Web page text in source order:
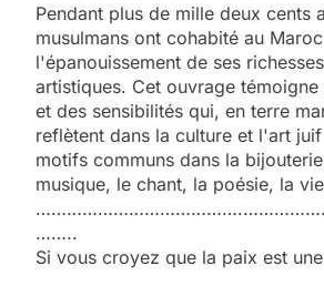
Pendant plus de mille deux cents
musulmans ont cohabité au
l'épanouissement de ses
artistiques. Cet ouvrage
et des sensibilités qui, en terre
reflètent dans la culture et l'art
motifs communs dans la
musique, le chant, la poésie, la
………………………………….
……..
Si vous croyez que la paix est